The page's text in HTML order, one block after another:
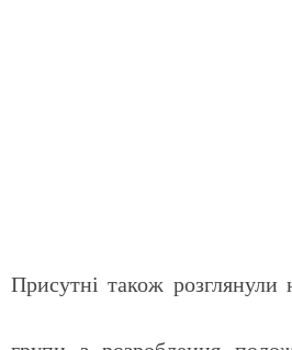
Присутні також